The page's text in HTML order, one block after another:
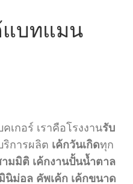
แบทแมน
เกอร์ เราคือโรงงานรับ
การผลิต เค้กวันเกิดทุก
ามมิติ เค้กงานปั้นน้ำตาล
นิม่อล คัพเค้ก เค้กขนาด